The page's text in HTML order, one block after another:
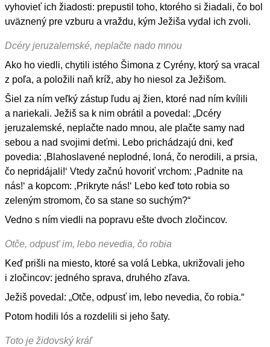
vyhovieť ich žiadosti: prepustil toho, ktorého si žiadali, čo bol
uväznený pre vzburu a vraždu, kým Ježiša vydal ich zvoli.
Dcéry jeruzalemské, neplačte nado mnou
Ako ho viedli, chytili istého Šimona z Cyrény, ktorý sa vracal
z poľa, a položili naň kríž, aby ho niesol za Ježišom.
Šiel za ním veľký zástup ľudu aj žien, ktoré nad ním kvílili
a nariekali. Ježiš sa k nim obrátil a povedal: „Dcéry
jeruzalemské, neplačte nado mnou, ale plačte samy nad
sebou a nad svojimi deťmi. Lebo prichádzajú dni, keď
povedia: ‚Blahoslavené neplodné, loná, čo nerodili, a prsia,
čo nepridájali!‘ Vtedy začnú hovoriť vrchom: ‚Padnite na
nás!‘ a kopcom: ‚Prikryte nás!‘ Lebo keď toto robia so
zeleným stromom, čo sa stane so suchým?“
Vedno s ním viedli na popravu ešte dvoch zločincov.
Otče, odpusť im, lebo nevedia, čo robia
Keď prišli na miesto, ktoré sa volá Lebka, ukrižovali jeho
i zločincov: jedného sprava, druhého zľava.
Ježiš povedal: „Otče, odpusť im, lebo nevedia, čo robia.“
Potom hodili lós a rozdelili si jeho šaty.
Toto je židovský kráľ